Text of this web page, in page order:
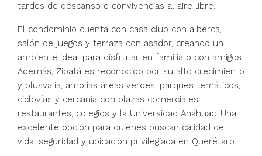
tardes de descanso o convivencias al aire libre.
El condominio cuenta con casa club con alberca,
salón de juegos y terraza con asador, creando un
ambiente ideal para disfrutar en familia o con amigos.
Además, Zibatá es reconocido por su alto crecimiento
y plusvalía, amplias áreas verdes, parques temáticos,
ciclovías y cercanía con plazas comerciales,
restaurantes, colegios y la Universidad Anáhuac. Una
excelente opción para quienes buscan calidad de
vida, seguridad y ubicación privilegiada en Querétaro.